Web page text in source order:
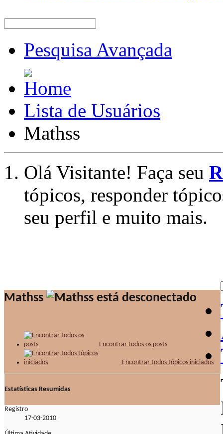
Pesquisa Avançada
Lista de Usuários
Mathss
Olá Visitante! Faça seu
tópicos, responder
seu perfil e muito mais.
Mathss
Encontrar todos os posts
Encontrar todos tópicos iniciados
Estatísticas Resumidas
Registro
17-03-2010